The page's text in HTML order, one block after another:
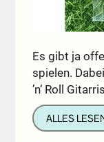
Es gibt ja
spielen.
’n‘ Roll
ALLES